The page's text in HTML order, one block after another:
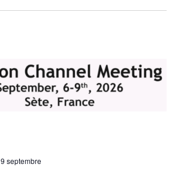
9 septembre